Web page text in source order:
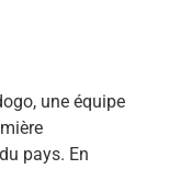
une équipe
pays. En